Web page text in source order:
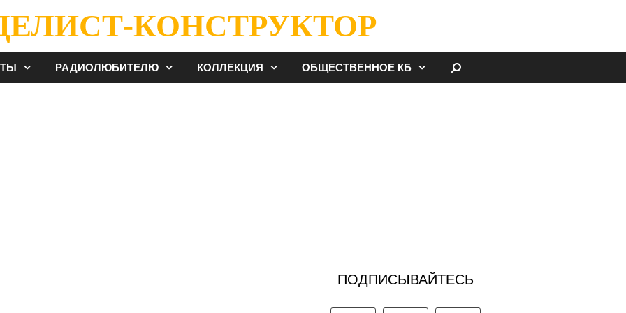
КОНСТРУКТОР
РАДИОЛЮБИТЕЛЮ КОЛЛЕКЦИЯ ОБЩЕСТВЕННОЕ КБ
ПОДПИСЫВАЙТЕСЬ